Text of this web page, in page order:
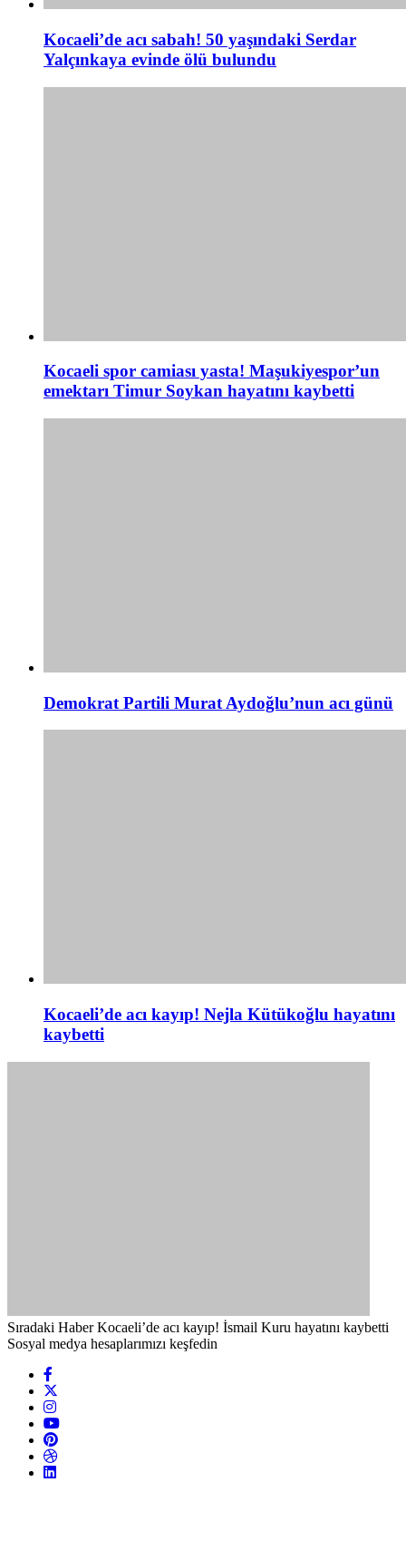
Kocaeli’de acı sabah! 50 yaşındaki Serdar
Yalçınkaya evinde ölü bulundu
Kocaeli spor camiası yasta! Maşukiyespor’un
emektarı Timur Soykan hayatını kaybetti
Demokrat Partili Murat Aydoğlu’nun acı günü
Kocaeli’de acı kayıp! Nejla Kütükoğlu hayatını
kaybetti
Sıradaki Haber Kocaeli’de acı kayıp! İsmail Kuru hayatını kaybetti
Sosyal medya hesaplarımızı keşfedin